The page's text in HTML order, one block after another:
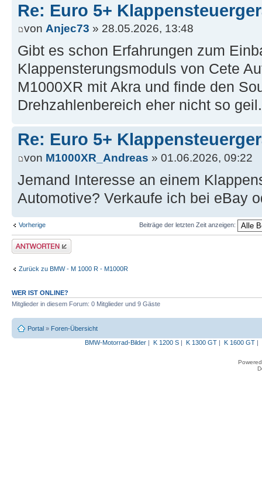
Re: Euro 5+
von Anjec73 » 28.05.2026, 13:48
Gibt es schon Erfahrungen zum
Klappensterungsmoduls von Cete
M1000XR mit Akra und finde den
Drehzahlenbereich eher nicht so geil.
Re: Euro 5+
von M1000XR_Andreas » 01.06.2026, 09:22
Jemand Interesse an einem
Automotive? Verkaufe ich bei eBay
Vorherige Beiträge der letzten Zeit anzeigen:
Antwort erstellen
Zurück zu BMW - M 1000 R - M1000R
WER IST ONLINE?
Mitglieder in diesem Forum: 0 Mitglieder und 9 Gäste
Portal » Foren-Übersicht
BMW-Motorrad-Bilder| K 1200 S| K 1300 GT| K 1600 GT|